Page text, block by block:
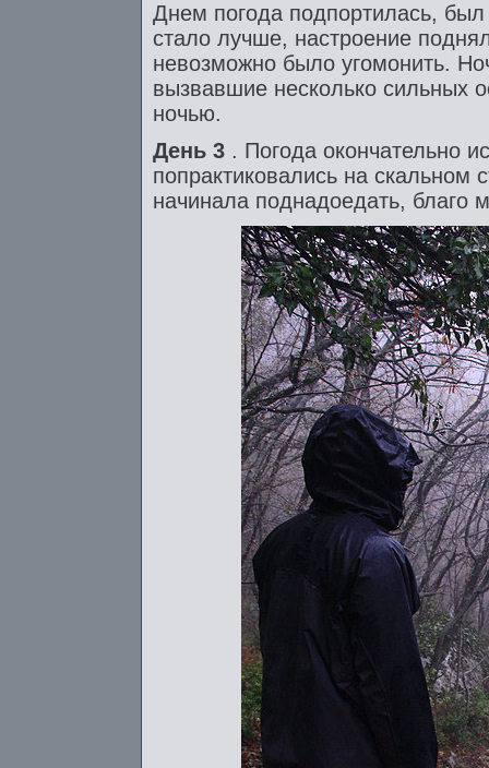
Днем погода подпортилась,
стало лучше, настроение
невозможно было угомонить.
вызвавшие несколько сильных
ночью.
День 3 . Погода окончательно
попрактиковались на
начинала поднадоедать, благо